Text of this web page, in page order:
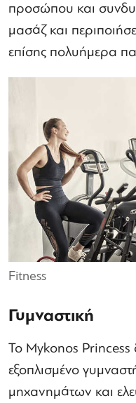
προσώπου και
μασάζ και
επίσης πολυήμερα
Fitness
Γυμναστική
Το Mykonos Princess
εξοπλισμένο
μηχανημάτων και